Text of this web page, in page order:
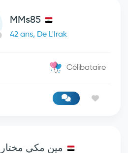
MMs85
42 ans, De L'Irak
Célibataire
مين مكي مختار